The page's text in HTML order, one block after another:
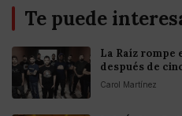
Te puede
La Raíz rompe
después de
Carol Martínez